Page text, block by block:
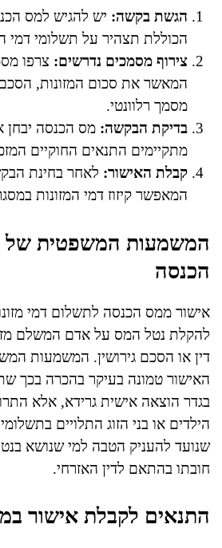
הגשת בקשה: יש להגיש למס
הכוללת תצהיר על תשלומי דמי
צירוף מסמכים נדרשים: צרפו
המאשר את סכום המזונות, הסכם
מסמך רלוונטי.
בדיקת הבקשה: מס הכנסה יבחן
מתקיימים התנאים החוקיים
קבלת האישור: לאחר בחינת
המאפשר קיזוז דמי המזונות
המשמעות המשפטית של
הכנסה
אישור ממס הכנסה לתשלום דמי
להקלת נטל המס על אדם המשלם
דין או הסכם גירושין. המשמעות
האישור טמונה בעיקר בהכרה בכך
בגדר הוצאה אישית גרידא, אלא
הילדים או בני הזוג התלויים
שנועד להעניק הטבה למי שנושא
חובתו בהתאם לדין האזרחי.
התנאים לקבלת אישור